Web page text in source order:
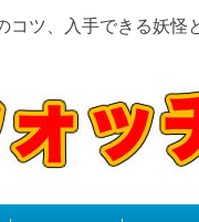
コツ、入手できる妖怪